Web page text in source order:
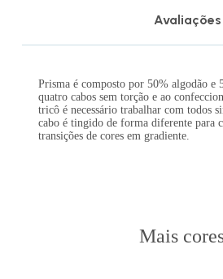
Prisma é composto por 50% algodão e
quatro cabos sem torção e ao
tricô é necessário trabalhar com todos
cabo é tingido de forma diferente para
transições de cores em gradiente.
Mais